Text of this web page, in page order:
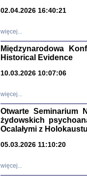
02.04.2026 16:40:21
więcej...
Międzynarodowa
Historical Evidence
10.03.2026 10:07:06
więcej...
Otwarte Seminarium
żydowskich
Ocalałymi z Holokaustu
05.03.2026 11:10:20
więcej...